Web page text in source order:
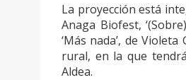
La proyección está
Anaga Biofest,
‘Más nada’, de
rural, en la que
Aldea.